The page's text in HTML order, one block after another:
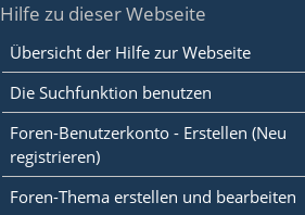
Hilfe zu dieser Webseite
Übersicht der Hilfe zur Webseite
Die Suchfunktion benutzen
Foren-Benutzerkonto - Erstellen (Neu
registrieren)
Foren-Thema erstellen und bearbeiten